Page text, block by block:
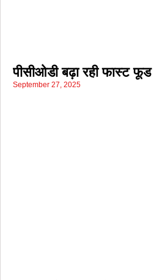
पीसीओडी बढ़ा रही फास्ट फूड
September 27, 2025